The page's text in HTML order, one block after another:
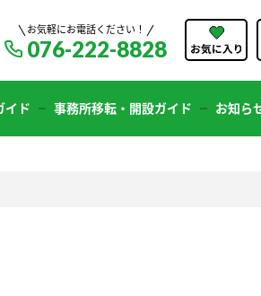
お気軽にお電話ください！
076-222-8828
イド 事務所移転・開設ガイド お知ら